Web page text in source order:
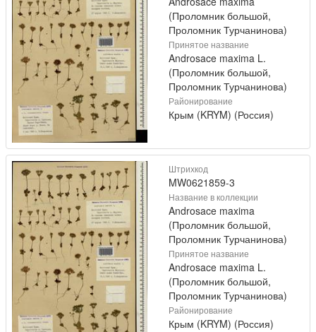
(Проломник большой,
Проломник Турчанинова)
Принятое название
Androsace maxima L.
(Проломник большой,
Проломник Турчанинова)
Районирование
Крым (KRYM) (Россия)
Штрихкод
MW0621859-3
Название в коллекции
Androsace maxima
(Проломник большой,
Проломник Турчанинова)
Принятое название
Androsace maxima L.
(Проломник большой,
Проломник Турчанинова)
Районирование
Крым (KRYM) (Россия)